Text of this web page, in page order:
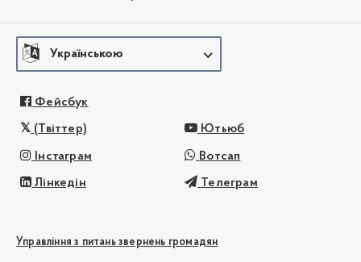
Українською
Фейсбук
(Твіттер) Ютьюб
Інстаграм Вотсап
Лінкедін Телеграм
Управління з питань звернень громадян